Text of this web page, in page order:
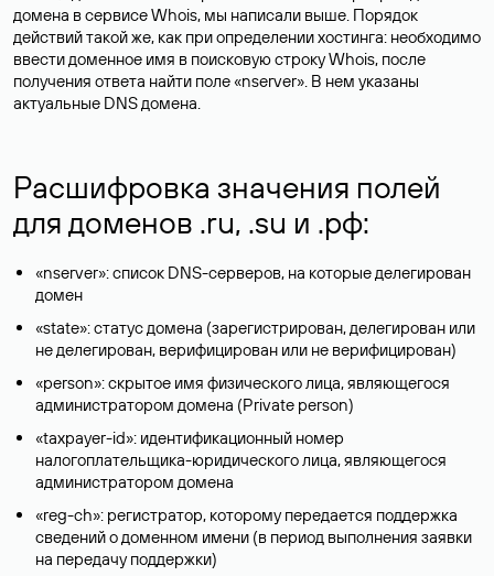
домена в сервисе Whois, мы написали выше. Порядок
действий такой же, как при определении хостинга: необходимо
ввести доменное имя в поисковую строку Whois, после
получения ответа найти поле «nserver». В нем указаны
актуальные DNS домена.
Расшифровка значения полей
для доменов .ru, .su и .рф:
«nserver»: список DNS-серверов, на которые делегирован
домен
«state»: статус домена (зарегистрирован, делегирован или
не делегирован, верифицирован или не верифицирован)
«person»: скрытое имя физического лица, являющегося
администратором домена (Privatе person)
«taxpayer-id»: идентификационный номер
налогоплательщика-юридического лица, являющегося
администратором домена
«reg-ch»: регистратор, которому передается поддержка
сведений о доменном имени (в период выполнения заявки
на передачу поддержки)